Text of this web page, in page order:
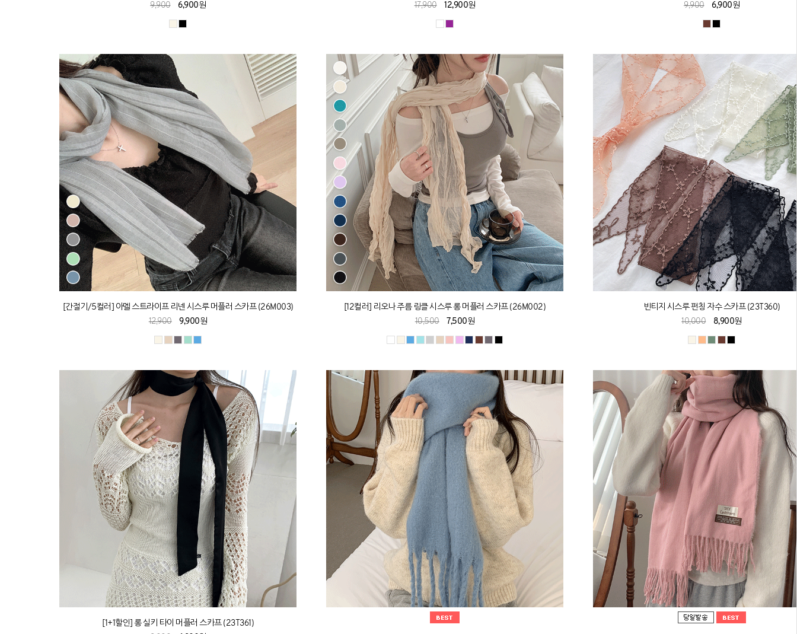
9,900
6,900원
17,900
12,900원
9,900
6,900원
[간절기/5컬러] 아멜 스트라이프 리넨 시스루 머플러 스카프 (26M003)
12,900
9,900원
[12컬러] 리오나 주름 링클 시스루 롱 머플러 스카프 (26M002)
10,500
7,500원
빈티지 시스루 펀칭 자수 스카프 (23T360)
10,000
8,900원
[1+1할인] 롱 실키 타이 머플러 스카프 (23T361)